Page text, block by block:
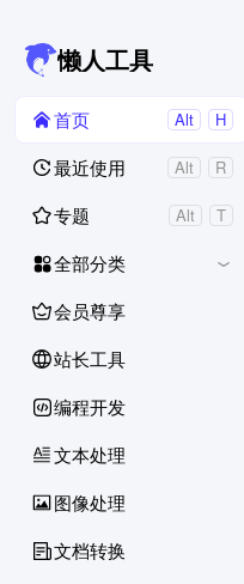
懒人工具
首页 Alt H
最近使用 Alt R
专题 Alt T
全部分类
会员尊享
站长工具
编程开发
文本处理
图像处理
文档转换